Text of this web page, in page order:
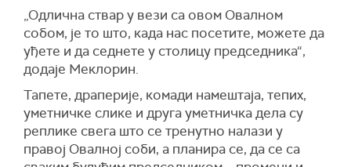
„Одлична ствар у вези са овом Овалном
собом, је то што, када нас посетите, можете да
уђете и да седнете у столицу председника“,
додаје Меклорин.
Тапете, драперије, комади намештаја, тепих,
уметничке слике и друга уметничка дела су
реплике свега што се тренутно налази у
правој Овалној соби, а планира се, да се са